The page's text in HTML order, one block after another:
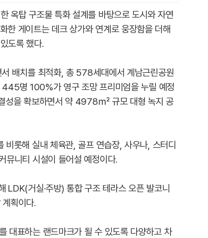
옥탑 구조물 특화 설계를 바탕으로 도시와 자연
한 게이트는 데크 상가와 연계로 웅장함을 더해
도록 했다.
배치를 최적화, 총 578세대에서 계남근린공원
445명 100%가 영구 조망 프리미엄을 누릴 예정
성을 확보하면서 약 4978㎡ 규모 대형 녹지 공
롯해 실내 체육관, 골프 연습장, 사우나, 스터디
뮤니티 시설이 들어설 예정이다.
LDK(거실·주방) 통합 구조 테라스 오픈 발코니
획이다.
대표하는 랜드마크가 될 수 있도록 다양하고 차